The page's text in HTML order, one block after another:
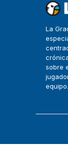
La
sobre
equipo.